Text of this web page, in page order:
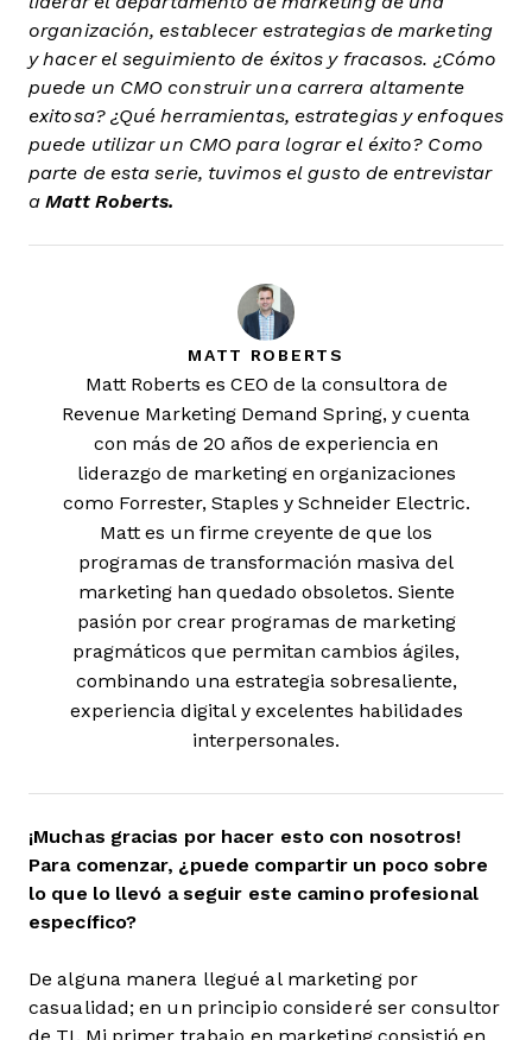
organización, establecer estrategias de marketing
y hacer el seguimiento de éxitos y fracasos. ¿Cómo
puede un CMO construir una carrera altamente
exitosa? ¿Qué herramientas, estrategias y enfoques
puede utilizar un CMO para lograr el éxito? Como
parte de esta serie, tuvimos el gusto de entrevistar
a Matt Roberts.
MATT ROBERTS
Matt Roberts es CEO de la consultora de
Revenue Marketing Demand Spring, y cuenta
con más de 20 años de experiencia en
liderazgo de marketing en organizaciones
como Forrester, Staples y Schneider Electric.
Matt es un firme creyente de que los
programas de transformación masiva del
marketing han quedado obsoletos. Siente
pasión por crear programas de marketing
pragmáticos que permitan cambios ágiles,
combinando una estrategia sobresaliente,
experiencia digital y excelentes habilidades
interpersonales.
¡Muchas gracias por hacer esto con nosotros!
Para comenzar, ¿puede compartir un poco sobre
lo que lo llevó a seguir este camino profesional
específico?
De alguna manera llegué al marketing por
casualidad; en un principio consideré ser consultor
de TI. Mi primer trabajo en marketing consistió en